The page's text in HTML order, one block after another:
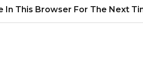
In This Browser For The Next